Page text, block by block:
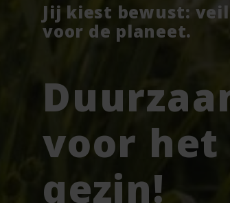
Jij kiest bewust:
voor de planeet.
voor het
gezin!